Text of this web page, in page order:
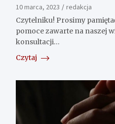
10 marca, 2023
redakcja
Czytelniku! Prosimy
pomoce zawarte na naszej
konsultacji…
Czytaj